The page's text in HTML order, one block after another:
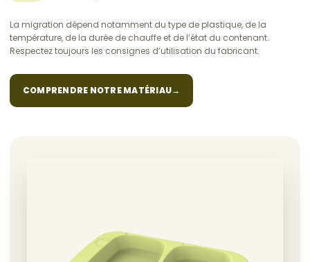
La migration dépend notamment du type de plastique, de la
température, de la durée de chauffe et de l’état du contenant.
Respectez toujours les consignes d’utilisation du fabricant.
COMPRENDRE NOTRE MATÉRIAU→